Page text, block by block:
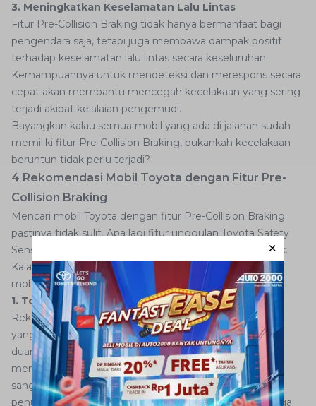
3. Meningkatkan Keselamatan Lalu Lintas
Fitur Pre-Collision Braking tidak hanya bermanfaat bagi
pengendara saja, tetapi juga membawa dampak positif
terhadap keselamatan lalu lintas secara keseluruhan.
Kemampuannya untuk mendeteksi dan merespons secara
cepat akan membantu mencegah kecelakaan yang sering
terjadi akibat kelalaian pengemudi.
Bayangkan kalau semua mobil yang ada di jalanan sudah
memiliki fitur Pre-Collision Braking, bukankah kecelakaan
beruntun tidak perlu terjadi?
4 Rekomendasi Mobil Toyota dengan Fitur Pre-
Collision Braking
Mencari mobil Toyota dengan fitur Pre-Collision Braking
pastinya tidak sulit. Apa lagi fitur unggulan Toyota Safety
Sense juga sudah disematkan di beberapa mobil terbaik.
Kalau Anda bingung memilihnya, berikut rekomendasi
mobil yang bisa dipertimbangkan.
1. Toyota Veloz
Rekomendasi pertama hadir dari golongan mobil MPV
yang menawarkan kenyamanan serta keamanan tiada
duanya, yaitu Toyota Veloz. Didesain khusus untuk bisa
memberikan kenyamanan ketika berkendara, mobil ini
sangat cocok jadi kendaraan keluarga karena kapasitas
penumpangnya yang besar. Kabinnya juga luas sehingga